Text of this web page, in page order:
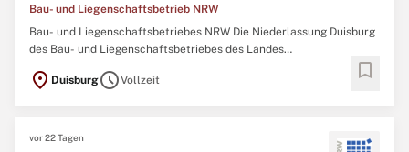
Bau- und Liegenschaftsbetrieb NRW
Bau- und Liegenschaftsbetriebes NRW Die Niederlassung Duisburg
des Bau- und Liegenschaftsbetriebes des Landes
Zeitpunkt eine/einen Immobilienmanagerin / Immobilienmanager
location_on DuisburgscheduleVollzeit bookmark
vor 22 Tagen